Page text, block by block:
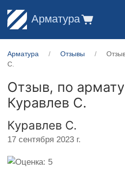
Арматура
Арматура Отзывы
С.
Отзыв, по
Куравлев С.
Куравлев С.
17 сентября 2023 г.